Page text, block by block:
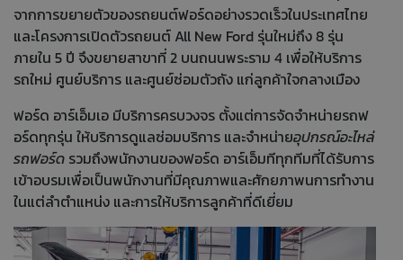
จากการขยายตัวของรถยนต์ฟอร์ดอย่างรวดเร็วในประเทศไทย
และโครงการเปิดตัวรถยนต์ All New Ford รุ่นใหม่ถึง 8 รุ่น
ภายใน 5 ปี จึงขยายสาขาที่ 2 บนถนนพระราม 4 เพื่อให้บริการ
รถใหม่ ศูนย์บริการ และศูนย์ซ่อมตัวถัง แก่ลูกค้าใจกลางเมือง
ฟอร์ด อาร์เอ็มเอ มีบริการครบวงจร ตั้งแต่การจัดจำหน่ายรถฟ
อร์ดทุกรุ่น ให้บริการดูแลซ่อมบริการ และจำหน่ายอุปกรณ์อะไหล่
รถฟอร์ด รวมถึงพนักงานของฟอร์ด อาร์เอ็มทีทุกทีมที่ได้รับการ
เข้าอบรมเพื่อเป็นพนักงานที่มีคุณภาพและศักยภาพนการทำงาน
ในแต่ลำตำแหน่ง และการให้บริการลูกค้าที่ดีเยี่ยม